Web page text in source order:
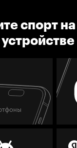
спорт
устройстве